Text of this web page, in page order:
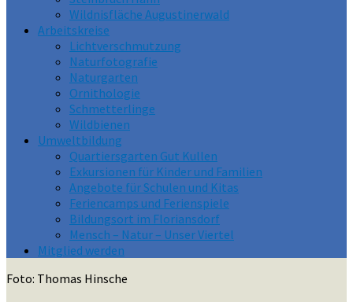
Wildnisfläche Augustinerwald
Arbeitskreise
Lichtverschmutzung
Naturfotografie
Naturgarten
Ornithologie
Schmetterlinge
Wildbienen
Umweltbildung
Quartiersgarten Gut Kullen
Exkursionen für Kinder und Familien
Angebote für Schulen und Kitas
Feriencamps und Ferienspiele
Bildungsort im Floriansdorf
Mensch – Natur – Unser Viertel
Mitglied werden
Foto: Thomas Hinsche